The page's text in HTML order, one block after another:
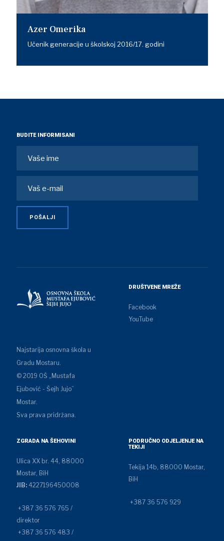
Azer Omerika
Učenik generacije u školskoj 2016/17. godini
BUDITE INFORMISANI
Najstarija osnovna škola u
Gradu Mostaru.
© 2019 OŠ „Mustafa
Ejubović - Šejh Jujo”
Mostar.
Sva prava pridržana.
DRUŠTVENE MREŽE
Facebook
YouTube
ZGRADA NA ŠEHOVINI
Ulica XX br. 44, 88000
Mostar, BiH
JIB:4227196450008
+387 36 576 765 /
direktor
+387 36 576 483 /
PODRUČNO ODJELJENJE NA
TEKIJI
Tekija 14b, 88000 Mostar,
BiH
+387 36 576 929